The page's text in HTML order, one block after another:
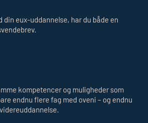
din eux-uddannelse, har du både en
kompetencer og muligheder som
endnu flere fag med oveni – og endnu